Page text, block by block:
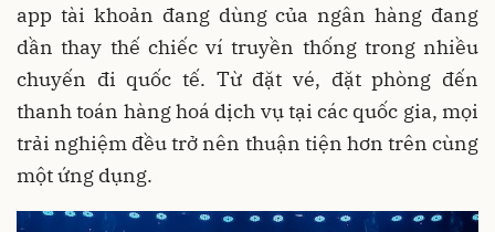
app tài khoản đang dùng của ngân hàng đang
dần thay thế chiếc ví truyền thống trong nhiều
chuyến đi quốc tế. Từ đặt vé, đặt phòng đến
thanh toán hàng hoá dịch vụ tại các quốc gia, mọi
trải nghiệm đều trở nên thuận tiện hơn trên cùng
một ứng dụng.